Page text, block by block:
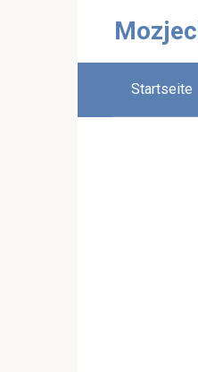
Startseite